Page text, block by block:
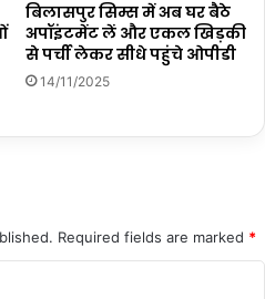
बिलासपुर सिम्स में अब घर बैठे
अपॉइंटमेंट लें और एकल खिड़की
से पर्ची लेकर सीधे पहुंचे ओपीडी
14/11/2025
Required fields are marked *